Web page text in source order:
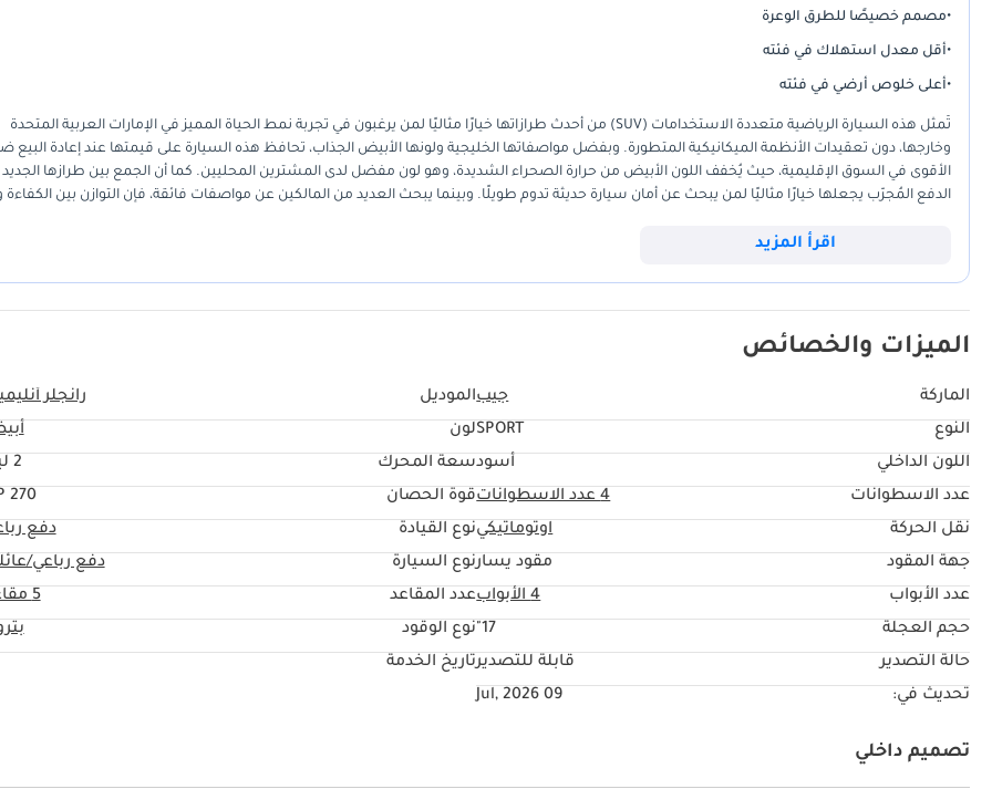
عدد الأبواب: 4 أبواب
نوع المحرك: بنزين
سعة المحرك: 2.0 توربو
القوة: 270 حصان
عزم الدوران: 399 نيوتن متر
نظام الدفع: دفع رباعي
نظام مراقبة ضغط الاطارات
*المواصفات الإضافية والراحة:
Corning ® Gorilla® Glass
عوازل حرارية للسقف
نظام البطارية المزدوج للتوقف و البدء
عتبات جانبية
جنوط مقاس 17 بوصة
--------------------------
* ملاحظة :
السيارة موجودة في الإمارات ضمن شركة أوتوماكس
الأسعار عرضة للتغيير دون إشعار مسبق في وقت الشراء الفعلي
* تطبق الشروط والأحكام *
•مصمم خصيصًا للطرق الوعرة
•أقل معدل استهلاك في فئته
•أعلى خلوص أرضي في فئته
تُمثل هذه السيارة الرياضية متعددة الاستخدامات (SUV) من أحدث طرازاتها خيارًا مثاليًا لمن يرغبون في تجربة نمط الحياة المميز في الإمارات العربية المتحدة
وخارجها، دون تعقيدات الأنظمة الميكانيكية المتطورة. وبفضل مواصفاتها الخليجية ولونها الأبيض الجذاب، تحافظ هذه السيارة على قيمتها عند إعادة البيع
الأقوى في السوق الإقليمية، حيث يُخفف اللون الأبيض من حرارة الصحراء الشديدة، وهو لون مفضل لدى المشترين المحليين. كما أن الجمع بين طرازها
الدفع المُجرّب يجعلها خيارًا مثاليًا لمن يبحث عن أمان سيارة حديثة تدوم طويلًا. وبينما يبحث العديد من المالكين عن مواصفات فائقة، فإن التوازن بين الكفاءة
اقرأ المزيد
الميزات والخصائص
الماركة جيبالموديل
رانجلر
النوع
SPORTلون
اللون الداخلي
أسودسعة المحرك
2 ليتر
عدد الاسطوانات
4عدد الاسطواناتقوة الحصان
270 HP
نقل الحركة
اوتوماتيكينوع القيادة
دفع
جهة المقود
مقود يسارنوع السيارة
دفع رباعي/
عدد الأبواب
4 الأبواب عدد المقاعد
5 مقاعد
حجم العجلة
17" نوع الوقود
حالة التصدير
قابلة للتصديرتاريخ الخدمة
تحديث في:
09 Jul, 2026
تصميم داخلي